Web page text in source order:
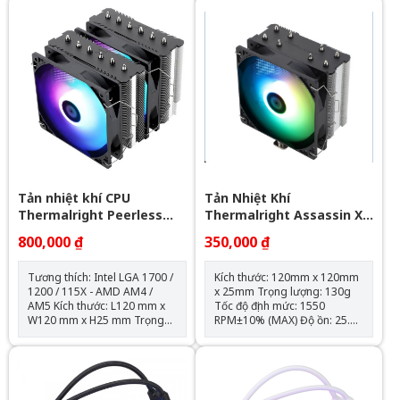
quạt: 120*120*25mm Tốc độ
quạt: 600-2000RPM +-10%
Lưu lượng gió: 64.3CFM Tuổi
thọ quạt: 40.000 giờ Độ ồn:
31.5dBA Vòng bi: Hydraulic
Tuổi thọ máy bơm: 30.000 giờ
Độ ồn: 30dBA Tốc độ bơm:
2400 +- 10%
Pressure : 2.05mmH2O Bộ 3
fan kèm theo hub điều khiển
và remote
Tản nhiệt khí CPU
Thermalright Peerless
Assassin 120 SE ARGB
(Đen, 2 Tháp)
800,000 ₫
Tương thích: Intel LGA 1700 /
1200 / 115X - AMD AM4 /
AM5 Kích thước: L120 mm x
W120 mm x H25 mm Trọng
lượng: 120g Tốc độ định mức:
1550 RPM ± 10% (MAX) Mức
ồn: 25,6 dBA Lưu lượng
không khí: 66,17 CFM (MAX)
Áp suất không khí: 1,53mm
Tản Nhiệt Khí
Thermalright Assassin X
120 Refined SE RGB V2
350,000 ₫
Kích thước: 120mm x 120mm
x 25mm Trọng lượng: 130g
Tốc độ định mức: 1550
RPM±10% (MAX) Độ ồn: 25.6
dBA Lưu lượng không khí:
66,17 CFM (MAX) Áp suất
không khí: 1.53mm H2O
4 chân (đầu nối quạt PWM)